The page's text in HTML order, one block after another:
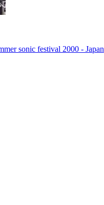
sonic festival 2000 - Japan